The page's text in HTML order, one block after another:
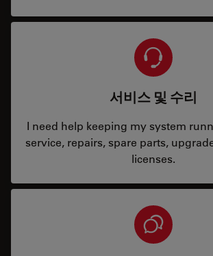
서비스 및 수리
I need help keeping my system
service, repairs, spare parts,
licenses.